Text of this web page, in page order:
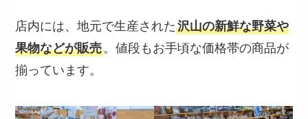
店内には、地元で生産された沢山の新鮮な野菜や
果物などが販売。値段もお手頃な価格帯の商品が
揃っています。